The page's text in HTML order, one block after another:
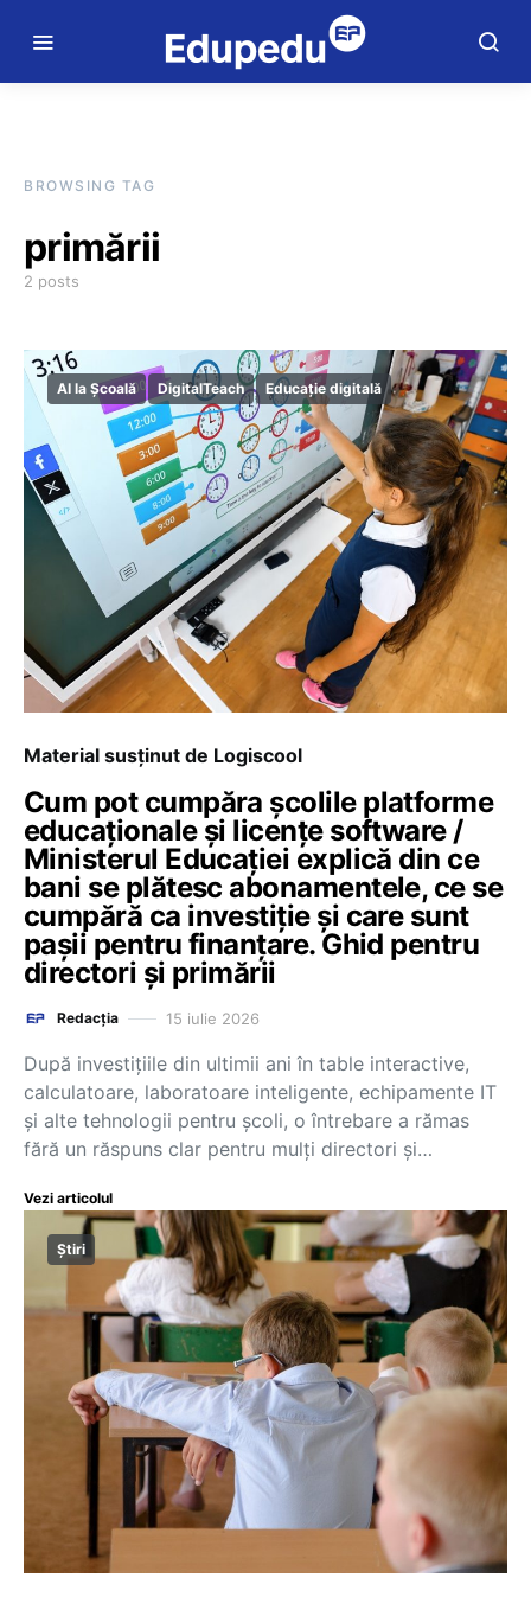
BROWSING TAG
primării
2 posts
AI la Școală DigitalTeach Educație digitală
Material susținut de Logiscool
Cum pot cumpăra școlile platforme
educaționale și licențe software /
Ministerul Educației explică din ce
bani se plătesc abonamentele, ce se
cumpără ca investiție și care sunt
pașii pentru finanțare. Ghid pentru
directori și primării
Redacția 15 iulie 2026
După investițiile din ultimii ani în table interactive,
calculatoare, laboratoare inteligente, echipamente IT
și alte tehnologii pentru școli, o întrebare a rămas
fără un răspuns clar pentru mulți directori și…
Vezi articolul
Știri